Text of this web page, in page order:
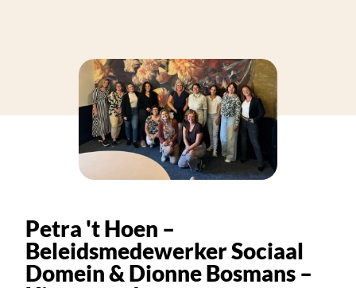
Petra 't Hoen –
Beleidsmedewerker Sociaal
Domein & Dionne Bosmans –